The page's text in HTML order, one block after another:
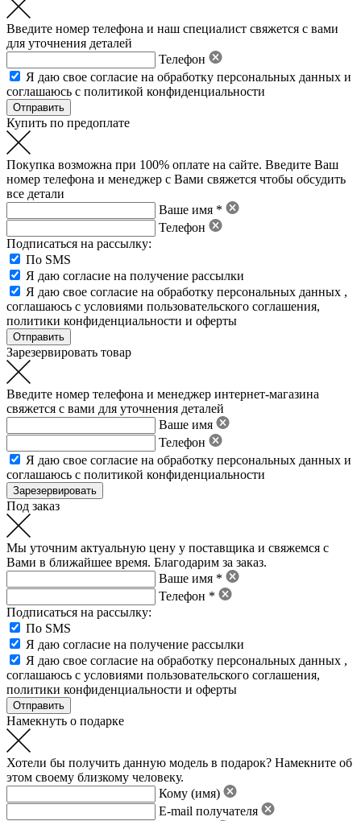
Введите номер телефона и наш специалист свяжется с вами
для уточнения деталей
Телефон
Я даю свое согласие на обработку персональных данных и
соглашаюсь с политикой конфиденциальности
Купить по предоплате
Покупка возможна при 100% оплате на сайте. Введите Ваш
номер телефона и менеджер с Вами свяжется чтобы обсудить
все детали
Ваше имя *
Телефон
Подписаться на рассылку:
По SMS
Я даю согласие на получение рассылки
Я даю свое согласие на обработку персональных данных ,
соглашаюсь с условиями пользовательского соглашения,
политики конфиденциальности и оферты
Зарезервировать товар
Введите номер телефона и менеджер интернет-магазина
свяжется с вами для уточнения деталей
Ваше имя
Телефон
Я даю свое согласие на обработку персональных данных и
соглашаюсь с политикой конфиденциальности
Под заказ
Мы уточним актуальную цену у поставщика и свяжемся с
Вами в ближайшее время. Благодарим за заказ.
Ваше имя *
Телефон *
Подписаться на рассылку:
По SMS
Я даю согласие на получение рассылки
Я даю свое согласие на обработку персональных данных ,
соглашаюсь с условиями пользовательского соглашения,
политики конфиденциальности и оферты
Намекнуть о подарке
Хотели бы получить данную модель в подарок? Намекните об
этом своему близкому человеку.
Кому (имя)
E-mail получателя